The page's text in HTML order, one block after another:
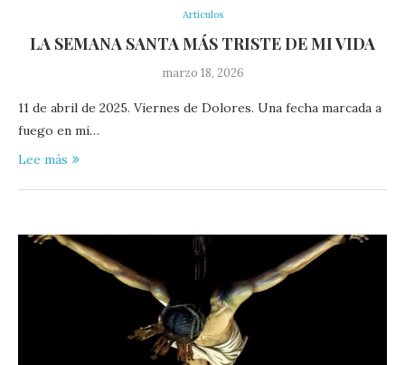
Artículos
LA SEMANA SANTA MÁS TRISTE DE MI VIDA
marzo 18, 2026
11 de abril de 2025. Viernes de Dolores. Una fecha marcada a
fuego en mi…
Lee más